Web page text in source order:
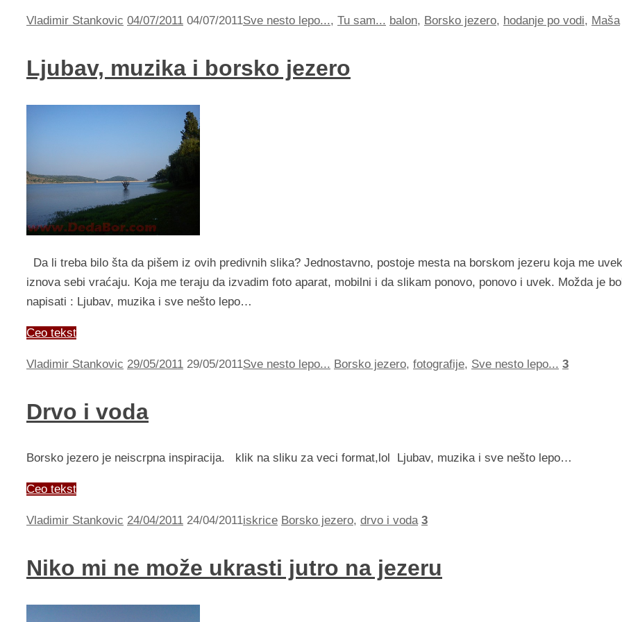
Vladimir Stankovic 04/07/2011 04/07/2011Sve nesto lepo..., Tu sam... balon, Borsko jezero, hodanje po vodi, Maša
Ljubav, muzika i borsko jezero
Da li treba bilo šta da pišem iz ovih predivnih slika? Jednostavno, postoje mesta na borskom jezeru koja me uvek
iznova sebi vraćaju. Koja me teraju da izvadim foto aparat, mobilni i da slikam ponovo, ponovo i uvek. Možda je
napisati : Ljubav, muzika i sve nešto lepo…
Ceo tekst
Vladimir Stankovic 29/05/2011 29/05/2011Sve nesto lepo... Borsko jezero, fotografije, Sve nesto lepo... 3
Drvo i voda
Borsko jezero je neiscrpna inspiracija. klik na sliku za veci format,lol Ljubav, muzika i sve nešto lepo…
Ceo tekst
Vladimir Stankovic 24/04/2011 24/04/2011iskrice Borsko jezero, drvo i voda 3
Niko mi ne može ukrasti jutro na jezeru